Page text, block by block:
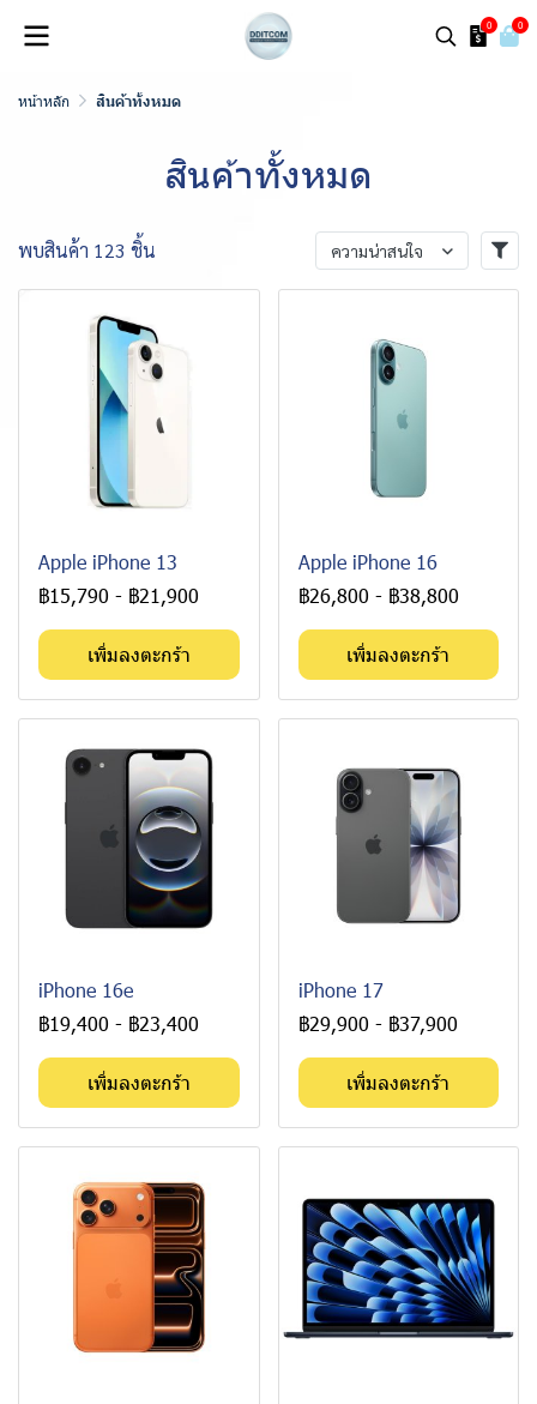
0 0
หน้าหลัก สินค้าทั้งหมด
สินค้าทั้งหมด
พบสินค้า 123 ชิ้น ความน่าสนใจ
Apple iPhone 13
฿15,790 - ฿21,900
เพิ่มลงตะกร้า
Apple iPhone 16
฿26,800 - ฿38,800
เพิ่มลงตะกร้า
iPhone 16e
฿19,400 - ฿23,400
เพิ่มลงตะกร้า
iPhone 17
฿29,900 - ฿37,900
เพิ่มลงตะกร้า